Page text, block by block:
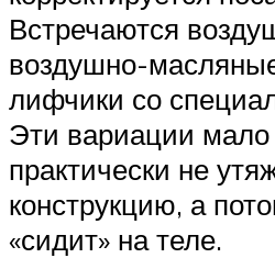
Встречаются
воздушно-
лифчики со
Эти вариации мало
практически не
конструкцию, а
«сидит» на теле.